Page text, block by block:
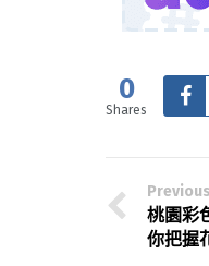
0
Shares
桃園彩
你把握